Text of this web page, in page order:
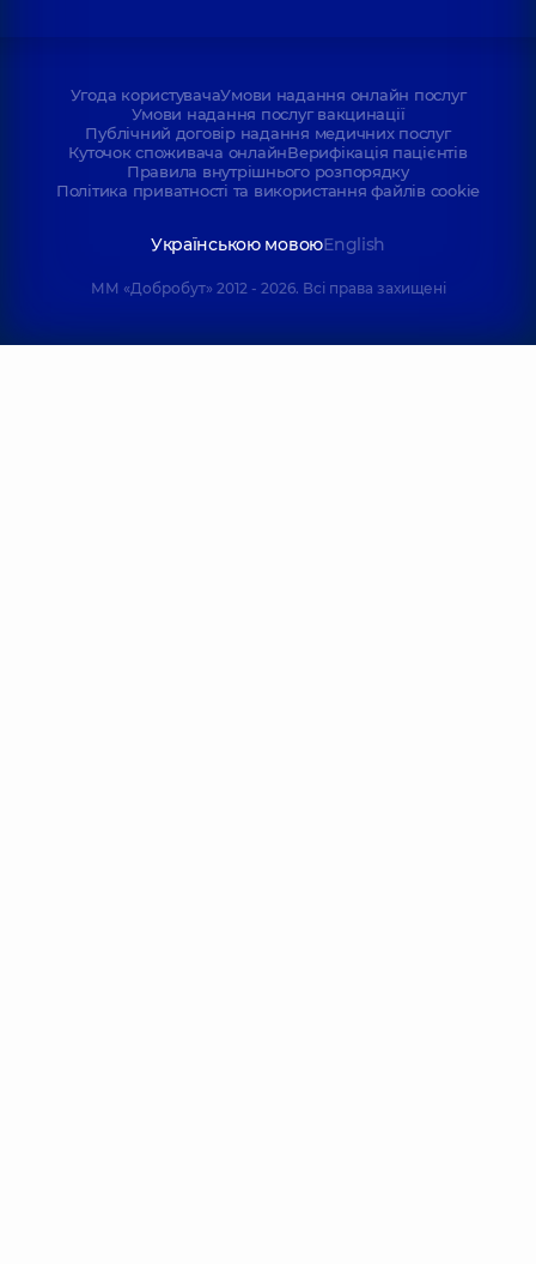
Угода користувачаУмови надання онлайн послуг
Умови надання послуг вакцинації
Публічний договір надання медичних послуг
Куточок споживача онлайнВерифікація пацієнтів
Правила внутрішнього розпорядку
Політика приватності та використання файлів cookie
Українською мовоюEnglish
ММ «Добробут» 2012 - 2026. Всі права захищені